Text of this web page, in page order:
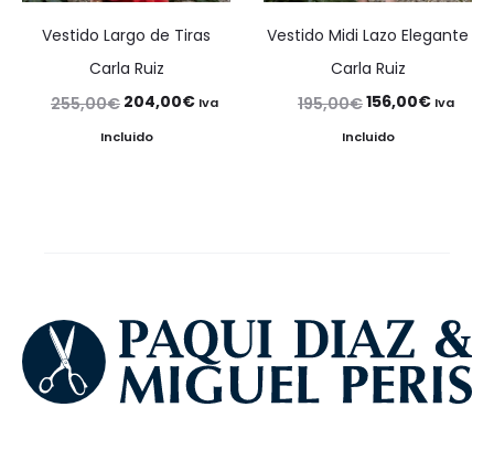
Vestido Largo de Tiras
Carla Ruiz
255,00€ El
precio
204,00€ElIva
Incluido
Vestido Midi Lazo Elegante
Carla Ruiz
195,00€El
precio
156,00€ElIva
Incluido